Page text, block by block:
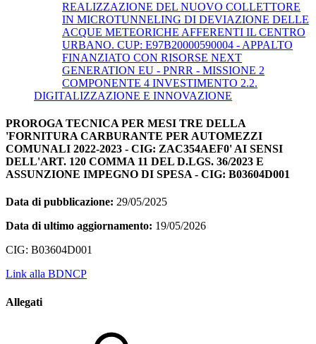
REALIZZAZIONE DEL NUOVO COLLETTORE
IN MICROTUNNELING DI DEVIAZIONE DELLE
ACQUE METEORICHE AFFERENTI IL CENTRO
URBANO. CUP: E97B20000590004 - APPALTO
FINANZIATO CON RISORSE NEXT
GENERATION EU - PNRR - MISSIONE 2
COMPONENTE 4 INVESTIMENTO 2.2.
DIGITALIZZAZIONE E INNOVAZIONE
PROROGA TECNICA PER MESI TRE DELLA
'FORNITURA CARBURANTE PER AUTOMEZZI
COMUNALI 2022-2023 - CIG: ZAC354AEF0' AI SENSI
DELL'ART. 120 COMMA 11 DEL D.LGS. 36/2023 E
ASSUNZIONE IMPEGNO DI SPESA - CIG: B03604D001
Data di pubblicazione: 29/05/2025
Data di ultimo aggiornamento: 19/05/2026
CIG: B03604D001
Link alla BDNCP
Allegati